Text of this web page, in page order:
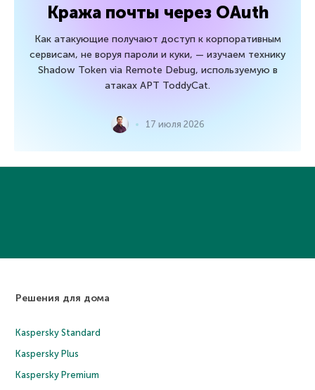
Кража почты через OAuth
Как атакующие получают доступ к корпоративным
сервисам, не воруя пароли и куки, — изучаем технику
Shadow Token via Remote Debug, используемую в
атаках APT ToddyCat.
17 июля 2026
Решения для дома
Kaspersky Standard
Kaspersky Plus
Kaspersky Premium